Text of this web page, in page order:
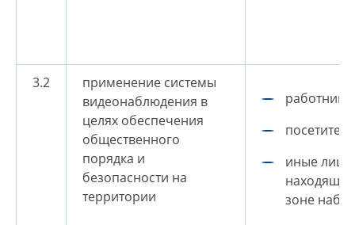
3.2
применение системы
видеонаблюдения в
целях обеспечения
общественного
порядка и
безопасности на
территории
работники;
иные лица,
зоне